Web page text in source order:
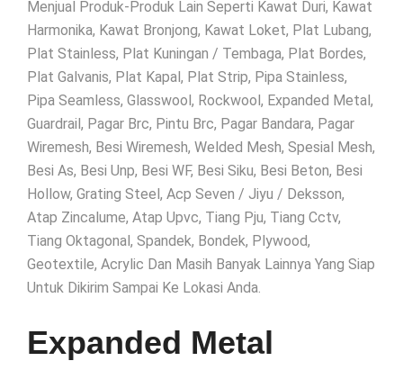
Menjual Produk-Produk Lain Seperti Kawat Duri, Kawat
Harmonika, Kawat Bronjong, Kawat Loket, Plat Lubang,
Plat Stainless, Plat Kuningan / Tembaga, Plat Bordes,
Plat Galvanis, Plat Kapal, Plat Strip, Pipa Stainless,
Pipa Seamless, Glasswool, Rockwool, Expanded Metal,
Guardrail, Pagar Brc, Pintu Brc, Pagar Bandara, Pagar
Wiremesh, Besi Wiremesh, Welded Mesh, Spesial Mesh,
Besi As, Besi Unp, Besi WF, Besi Siku, Besi Beton, Besi
Hollow, Grating Steel, Acp Seven / Jiyu / Deksson,
Atap Zincalume, Atap Upvc, Tiang Pju, Tiang Cctv,
Tiang Oktagonal, Spandek, Bondek, Plywood,
Geotextile, Acrylic Dan Masih Banyak Lainnya Yang Siap
Untuk Dikirim Sampai Ke Lokasi Anda.
Expanded Metal